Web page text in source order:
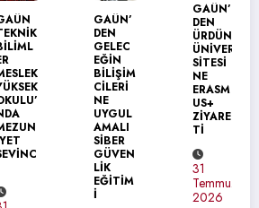
GAÜN’
DEN
GELEC
EĞİN
BİLİŞİM
CİLERİ
NE
UYGUL
AMALI
SİBER
GÜVEN
LİK
EĞİTİM
GAÜN’
DEN
ÜRDÜN
ÜNİVER
SİTESİ
NE
ERASM
US+
ZİYARE
Tİ
31
Temmuz
2026